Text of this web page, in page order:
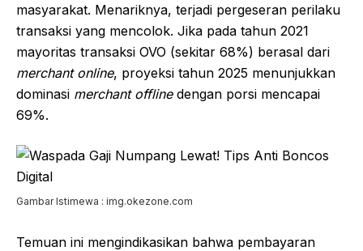
masyarakat. Menariknya, terjadi pergeseran perilaku
transaksi yang mencolok. Jika pada tahun 2021
mayoritas transaksi OVO (sekitar 68%) berasal dari
merchant online, proyeksi tahun 2025 menunjukkan
dominasi merchant offlinedengan porsi mencapai
69%.
Gambar Istimewa : img.okezone.com
Temuan ini mengindikasikan bahwa pembayaran